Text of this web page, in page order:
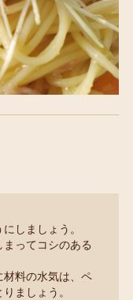
しましょう。
まってコシのある
材料の水気は、ペ
ましょう。